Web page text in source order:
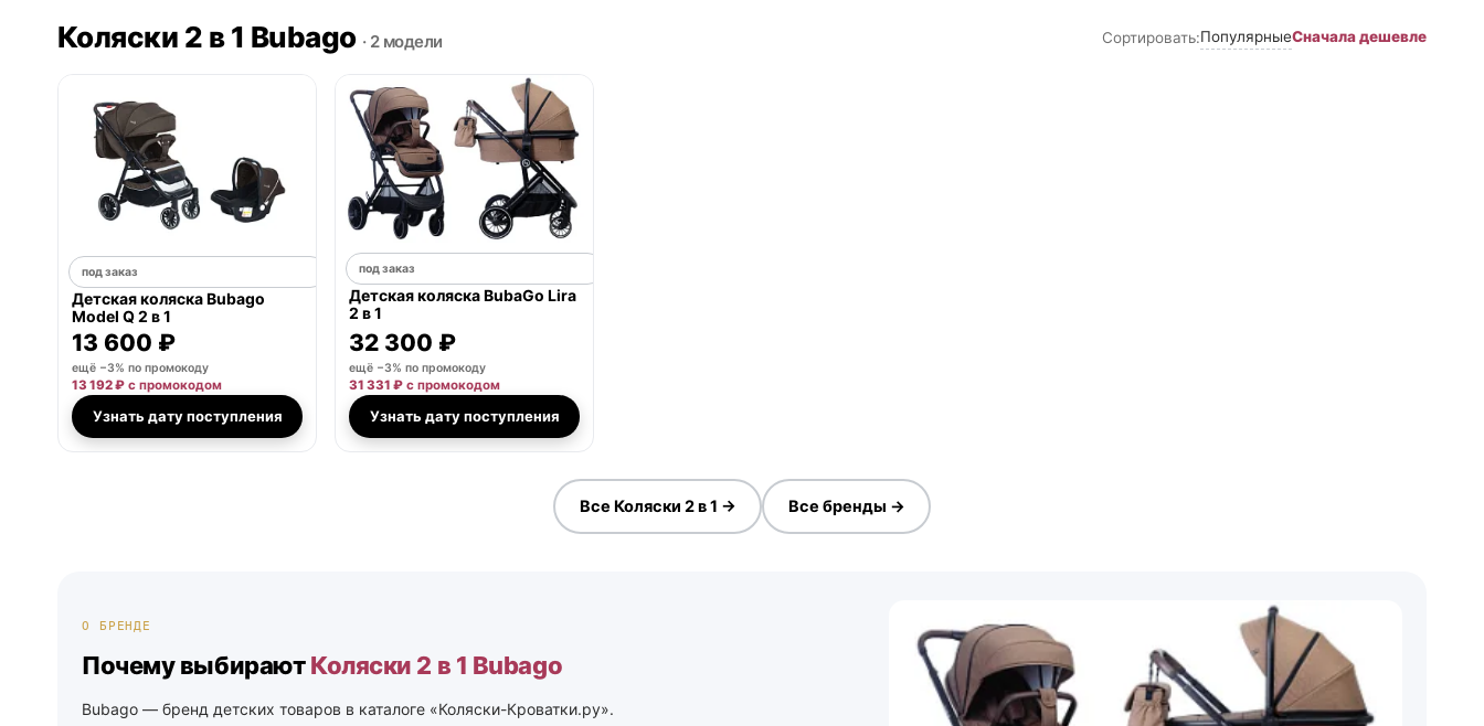
Коляски 2 в 1 Bubago · 2 модели Сортировать:ПопулярныеСначала дешевле
под заказ
Детская коляска Bubago
Model Q 2 в 1
13 600 ₽
ещё −3% по промокоду
13 192 ₽ с промокодом
Узнать дату поступления
под заказ
Детская коляска BubaGo Lira
2 в 1
32 300 ₽
ещё −3% по промокоду
31 331 ₽ с промокодом
Узнать дату поступления
Все Коляски 2 в 1 → Все бренды →
О БРЕНДЕ
Почему выбираютКоляски 2 в 1 Bubago
Bubago — бренд детских товаров в каталоге «Коляски-Кроватки.ру».